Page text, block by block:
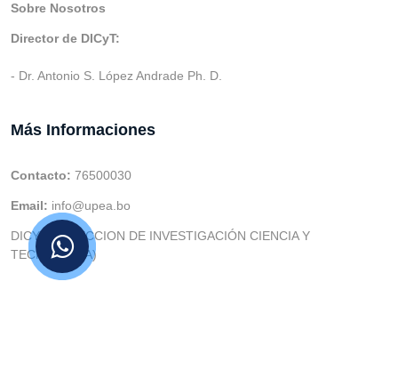
Sobre Nosotros
Director de DICyT:
- Dr. Antonio S. López Andrade Ph. D.
Más Informaciones
Contacto: 76500030
Email: info@upea.bo
DICYT (DIRECCION DE INVESTIGACIÓN CIENCIA Y
TECNOLOGIA)